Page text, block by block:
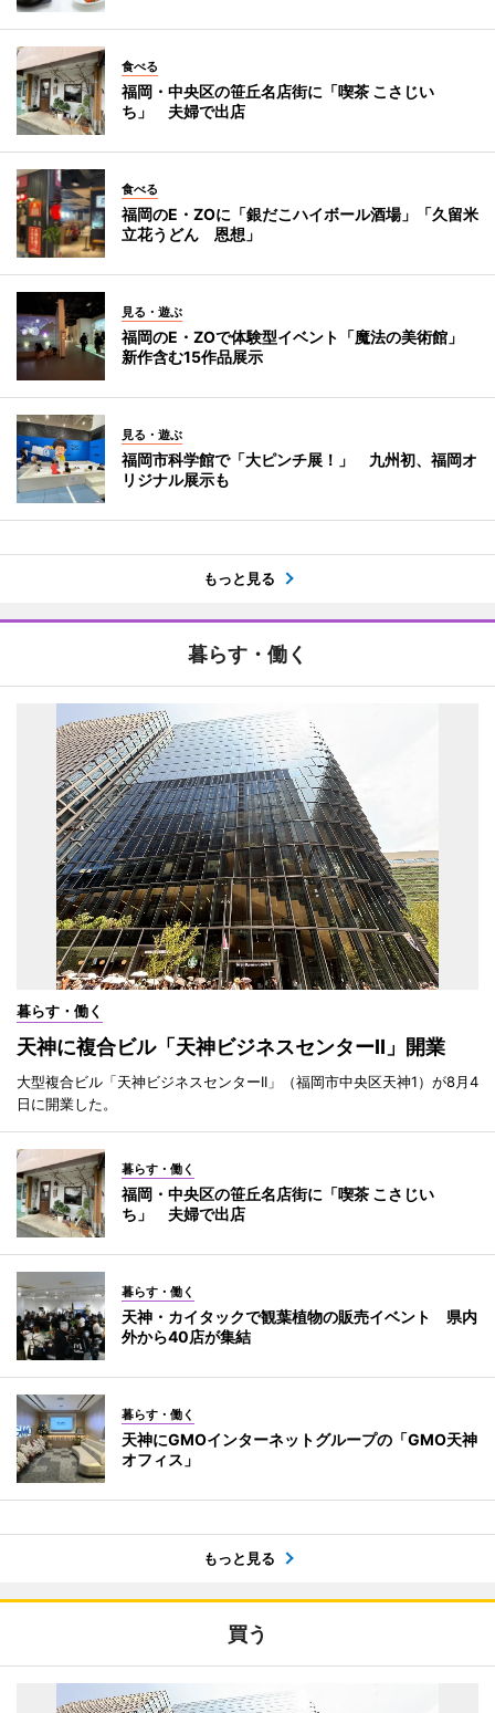
食べる
福岡・中央区の笹丘名店街に「喫茶 こさじい
ち」 夫婦で出店
食べる
福岡のE・ZOに「銀だこハイボール酒場」「久留米
立花うどん 恩想」
見る・遊ぶ
福岡のE・ZOで体験型イベント「魔法の美術館」
新作含む15作品展示
見る・遊ぶ
福岡市科学館で「大ピンチ展！」 九州初、福岡オ
リジナル展示も
もっと見る
暮らす・働く
暮らす・働く
天神に複合ビル「天神ビジネスセンターII」開業
大型複合ビル「天神ビジネスセンターII」（福岡市中央区天神1）が8月4
日に開業した。
暮らす・働く
福岡・中央区の笹丘名店街に「喫茶 こさじい
ち」 夫婦で出店
暮らす・働く
天神・カイタックで観葉植物の販売イベント 県内
外から40店が集結
暮らす・働く
天神にGMOインターネットグループの「GMO天神
オフィス」
もっと見る
買う